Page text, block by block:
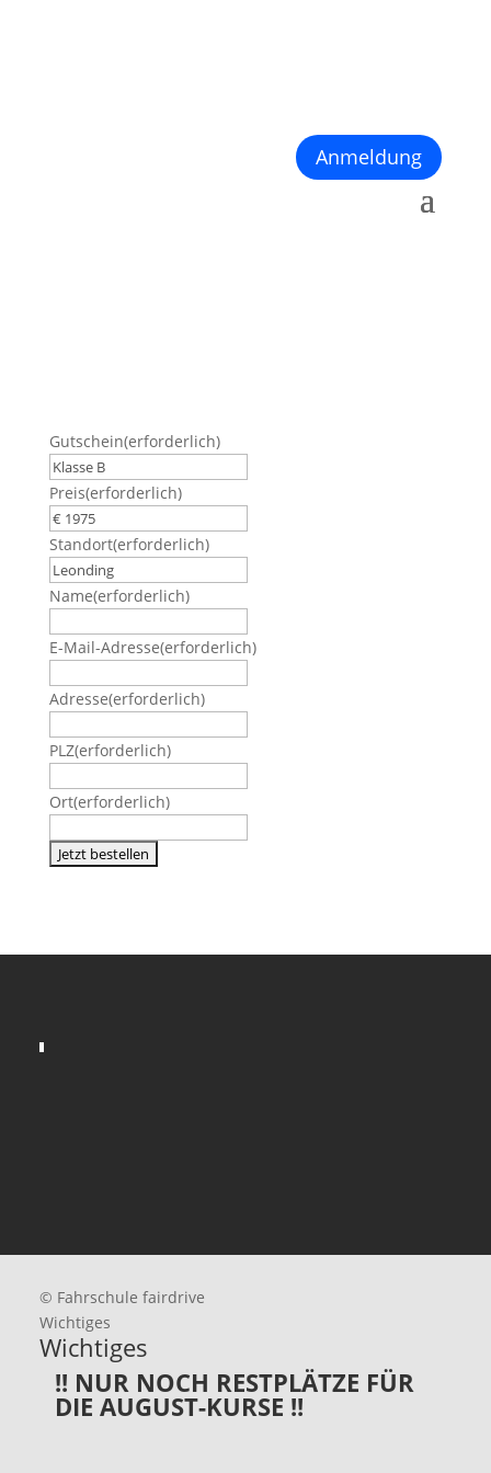
Anmeldung
Gutschein(erforderlich)
Preis(erforderlich)
Standort(erforderlich)
Name(erforderlich)
E-Mail-Adresse(erforderlich)
Adresse(erforderlich)
PLZ(erforderlich)
Ort(erforderlich)
© Fahrschule fairdrive
Wichtiges
Wichtiges
!! NUR NOCH RESTPLÄTZE FÜR
DIE AUGUST-KURSE !!